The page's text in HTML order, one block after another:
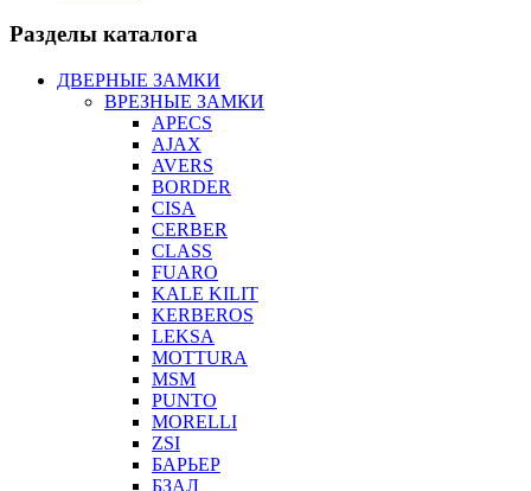
Разделы каталога
ДВЕРНЫЕ ЗАМКИ
ВРЕЗНЫЕ ЗАМКИ
APECS
AJAX
AVERS
BORDER
CISA
CERBER
CLASS
FUARO
KALE KILIT
KERBEROS
LEKSA
MOTTURA
MSM
PUNTO
MORELLI
ZSI
БАРЬЕР
БЗАЛ